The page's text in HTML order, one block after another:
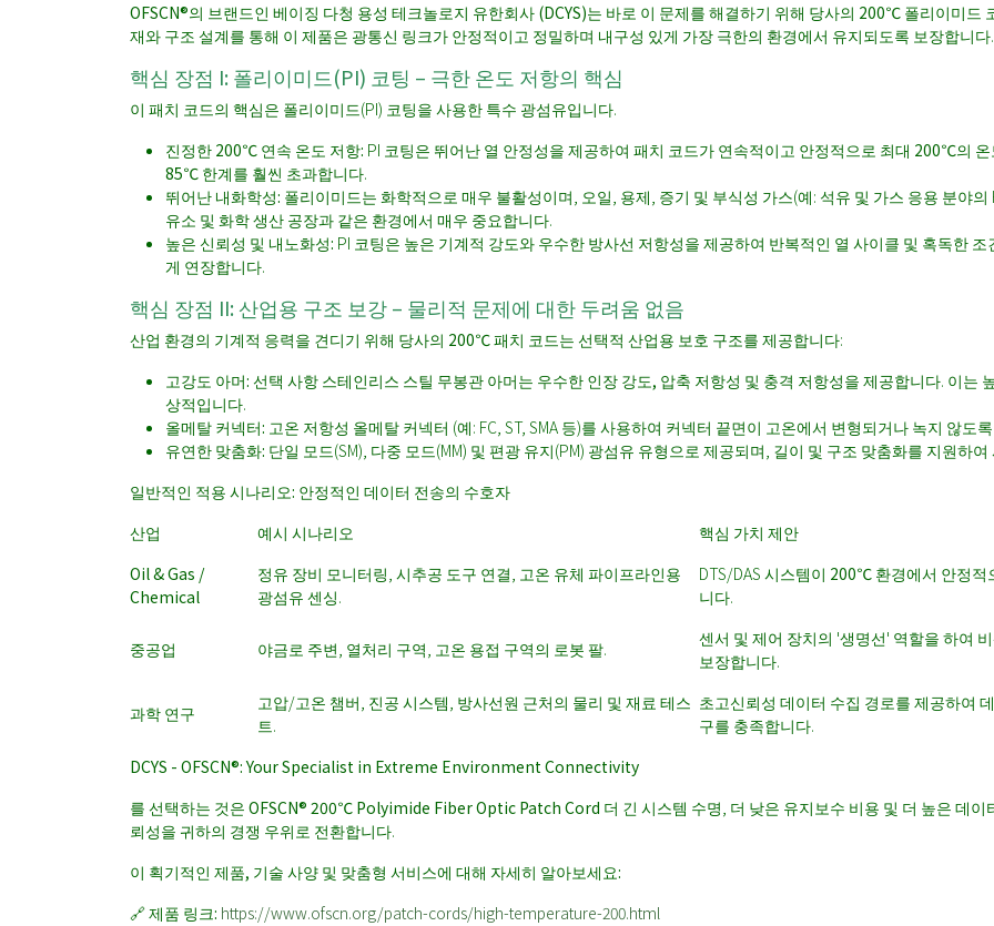
OFSCN®의 브랜드인 베이징 다청 용성 테크놀로지 유한회사 (DCYS)는 바로 이 문제를 해결하기 위해 당사의 200℃ 폴리이미드
재와 구조 설계를 통해 이 제품은 광통신 링크가 안정적이고 정밀하며 내구성 있게 가장 극한의 환경에서 유지되도록 보장합니다.
핵심 장점 I: 폴리이미드(PI) 코팅 – 극한 온도 저항의 핵심
이 패치 코드의 핵심은 폴리이미드(PI) 코팅을 사용한 특수 광섬유입니다.
진정한 200℃ 연속 온도 저항: PI 코팅은 뛰어난 열 안정성을 제공하여 패치 코드가 연속적이고 안정적으로 최대 200℃의
85℃ 한계를 훨씬 초과합니다.
뛰어난 내화학성: 폴리이미드는 화학적으로 매우 불활성이며, 오일, 용제, 증기 및 부식성 가스(예: 석유 및 가스 응용 분야
유소 및 화학 생산 공장과 같은 환경에서 매우 중요합니다.
높은 신뢰성 및 내노화성: PI 코팅은 높은 기계적 강도와 우수한 방사선 저항성을 제공하여 반복적인 열 사이클 및 혹독한
게 연장합니다.
핵심 장점 II: 산업용 구조 보강 – 물리적 문제에 대한 두려움 없음
산업 환경의 기계적 응력을 견디기 위해 당사의 200℃패치 코드는 선택적 산업용 보호 구조를 제공합니다:
고강도 아머: 선택 사항 스테인리스 스틸 무봉관 아머는 우수한 인장 강도, 압축 저항성 및 충격 저항성을 제공합니다. 이는
상적입니다.
올메탈 커넥터: 고온 저항성 올메탈 커넥터 (예: FC, ST, SMA 등)를 사용하여 커넥터 끝면이 고온에서 변형되거나 녹지 않도
유연한 맞춤화: 단일 모드(SM), 다중 모드(MM) 및 편광 유지(PM) 광섬유 유형으로 제공되며, 길이 및 구조 맞춤화를 지원하
일반적인 적용 시나리오: 안정적인 데이터 전송의 수호자
산업
예시 시나리오
핵심 가치 제안
Oil & Gas /
Chemical
정유 장비 모니터링, 시추공 도구 연결, 고온 유체 파이프라인용
광섬유 센싱.
DTS/DAS 시스템이 200℃ 환경에서 안정적
니다.
중공업 야금로 주변, 열처리 구역, 고온 용접 구역의 로봇 팔.
센서 및 제어 장치의 '생명선' 역할을 하여
보장합니다.
과학 연구
고압/고온 챔버, 진공 시스템, 방사선원 근처의 물리 및 재료 테스
트.
초고신뢰성 데이터 수집 경로를 제공하여
구를 충족합니다.
DCYS - OFSCN®: Your Specialist in Extreme Environment Connectivity
를 선택하는 것은 OFSCN® 200℃ Polyimide Fiber Optic Patch Cord 더 긴 시스템 수명, 더 낮은 유지보수 비용 및 더 높은 데
뢰성을 귀하의 경쟁 우위로 전환합니다.
이 획기적인 제품, 기술 사양 및 맞춤형 서비스에 대해 자세히 알아보세요:
🔗제품 링크: https://www.ofscn.org/patch-cords/high-temperature-200.html